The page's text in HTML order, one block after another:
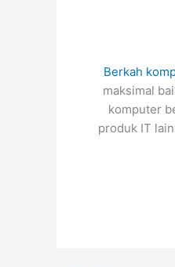
Berkah
maksimal
komputer
produk IT